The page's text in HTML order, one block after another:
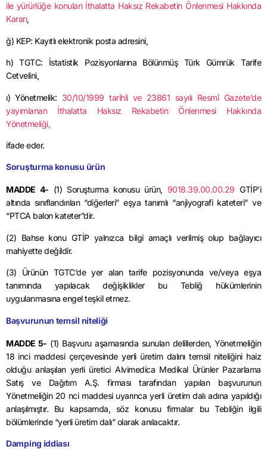
ile yürürlüğe konulan İthalatta Haksız Rekabetin Önlenmesi Hakkında
Kararı,
ğ) KEP: Kayıtlı elektronik posta adresini,
h) TGTC: İstatistik Pozisyonlarına Bölünmüş Türk Gümrük Tarife
Cetvelini,
ı) Yönetmelik: 30/10/1999 tarihli ve 23861 sayılı Resmî Gazete’de
yayımlanan İthalatta Haksız Rekabetin Önlenmesi Hakkında
Yönetmeliği,
ifadeeder.
Soruşturma konusu ürün
MADDE 4- (1) Soruşturma konusu ürün, 9018.39.00.00.29 GTİP’i
altında sınıflandırılan “diğerleri” eşya tanımlı “anjiyografi kateteri” ve
“PTCA balon kateter”dir.
(2) Bahse konu GTİP yalnızca bilgi amaçlı verilmiş olup bağlayıcı
mahiyette değildir.
(3) Ürünün TGTC’de yer alan tarife pozisyonunda ve/veya eşya
tanımında yapılacak değişiklikler bu Tebliğ hükümlerinin
uygulanmasına engel teşkil etmez.
Başvurunun temsil niteliği
MADDE 5- (1) Başvuru aşamasında sunulan delillerden, Yönetmeliğin
18 inci maddesi çerçevesinde yerli üretim dalını temsil niteliğini haiz
olduğu anlaşılan yerli üretici Alvimedica Medikal Ürünler Pazarlama
Satış ve Dağıtım A.Ş. firması tarafından yapılan başvurunun
Yönetmeliğin 20 nci maddesi uyarınca yerli üretim dalı adına yapıldığı
anlaşılmıştır. Bu kapsamda, söz konusu firmalar bu Tebliğin ilgili
bölümlerinde “yerli üretim dalı” olarak anılacaktır.
Damping iddiası